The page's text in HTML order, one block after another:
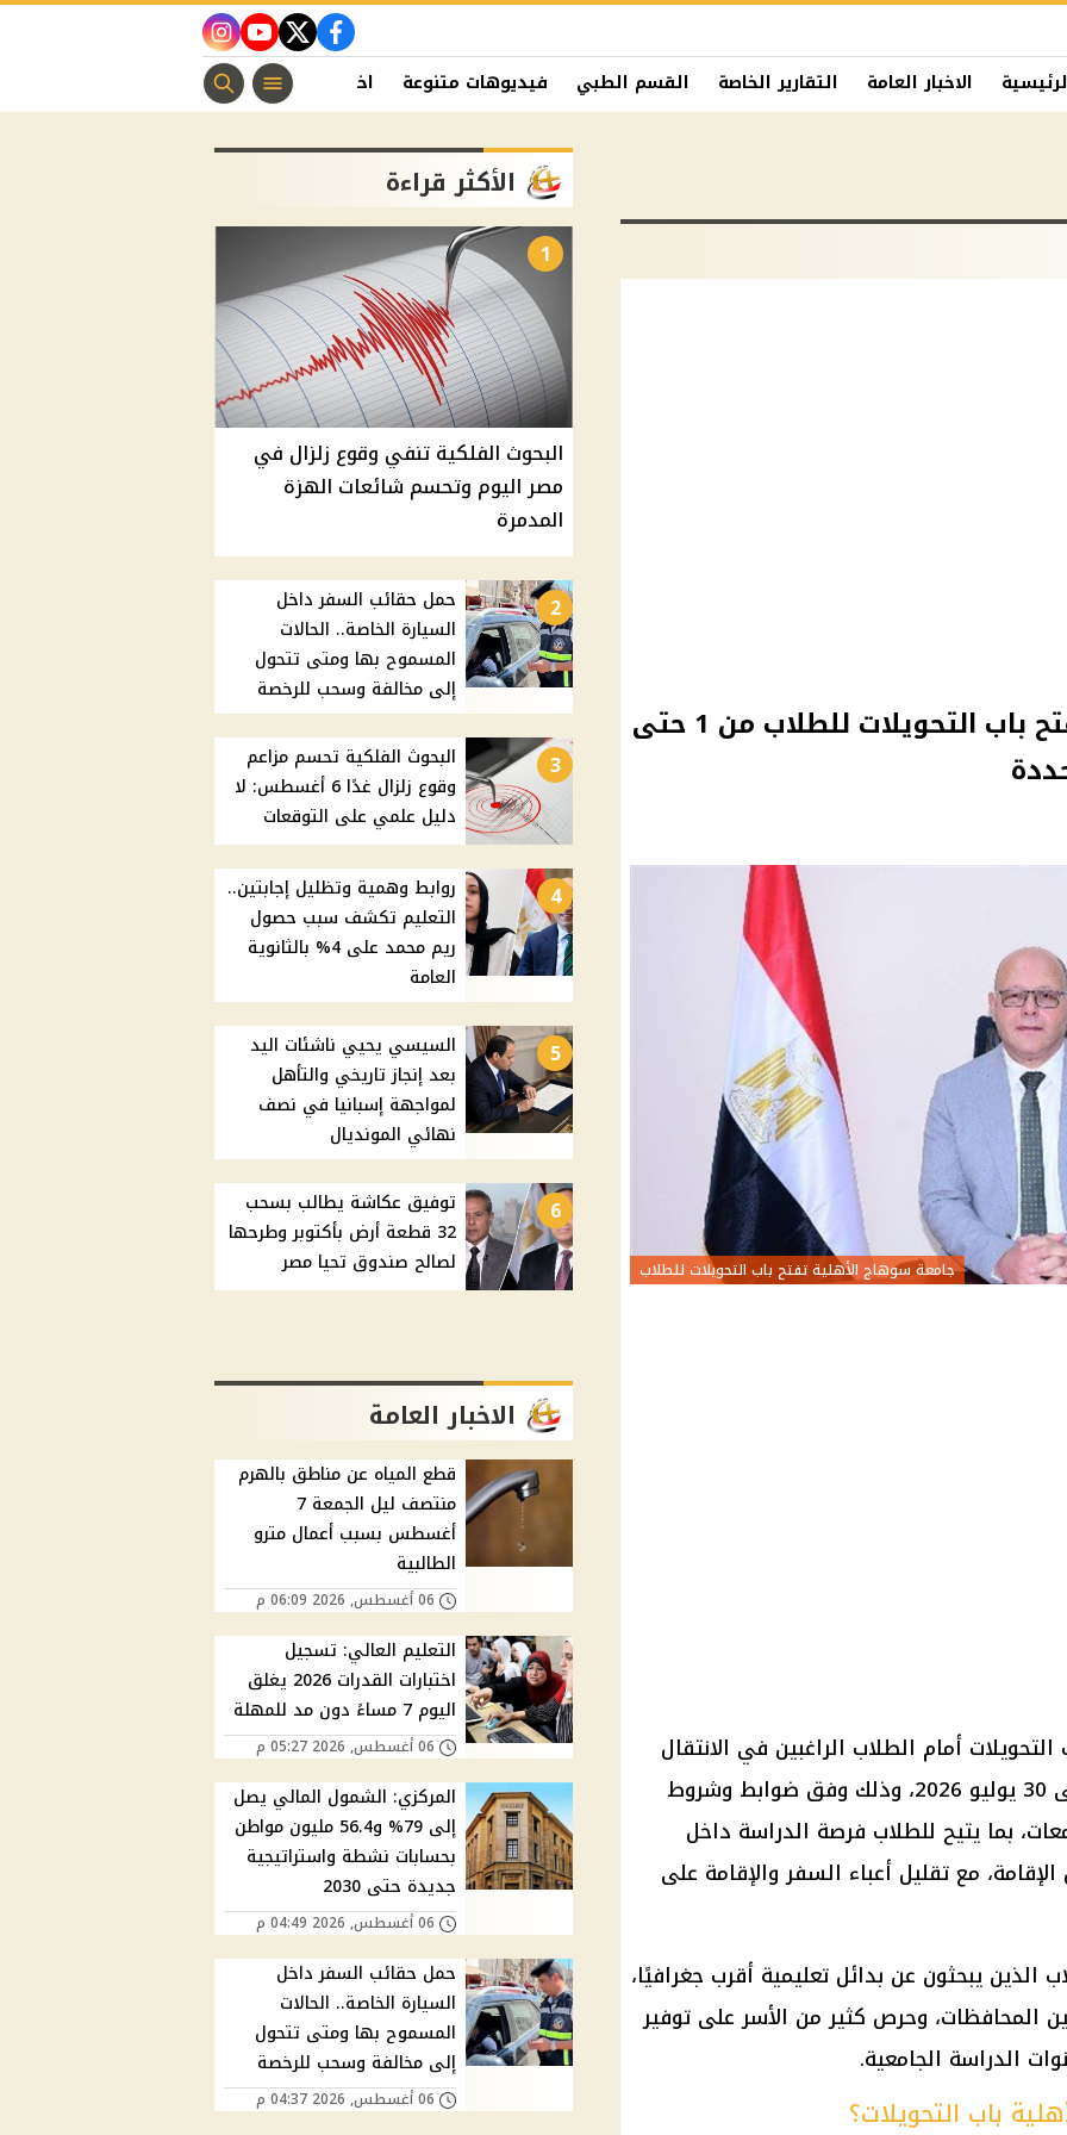
facebook
twitter
youtube
instagram
الاخبار العامة التقارير الخاصة القسم الطبي فيديوهات متنوعة اخبار الفن منوعات مسيحية
جامعة سوهاج الأهلية تفتح باب التحويلات للطلاب من 1 حتى
جامعة سوهاج الأهلية تفتح باب التحويلات للطلاب
أمام الطلاب الراغبين في الانتقال
إليها خلال الفترة من 1 يوليو وحتى 30 يوليو 2026، وذلك وفق ضوابط وشروط
بما يتيح للطلاب فرصة الدراسة داخل
مع تقليل أعباء السفر والإقامة على
يبحثون عن بدائل تعليمية أقرب جغرافيًا،
المحافظات، وحرص كثير من الأسر على توفير
الدراسة الجامعية.
باب التحويلات؟
الأكثر قراءة
1
البحوث الفلكية تنفي وقوع زلزال في
مصر اليوم وتحسم شائعات الهزة
المدمرة
2
حمل حقائب السفر داخل
السيارة الخاصة.. الحالات
المسموح بها ومتى تتحول
إلى مخالفة وسحب للرخصة
3
البحوث الفلكية تحسم مزاعم
وقوع زلزال غدًا 6 أغسطس: لا
دليل علمي على التوقعات
4
روابط وهمية وتظليل إجابتين..
التعليم تكشف سبب حصول
ريم محمد على 4% بالثانوية
العامة
5
السيسي يحيي ناشئات اليد
بعد إنجاز تاريخي والتأهل
لمواجهة إسبانيا في نصف
نهائي المونديال
6
توفيق عكاشة يطالب بسحب
32 قطعة أرض بأكتوبر وطرحها
لصالح صندوق تحيا مصر
الاخبار العامة
قطع المياه عن مناطق بالهرم
منتصف ليل الجمعة 7
أغسطس بسبب أعمال مترو
الطالبية
06 أغسطس, 2026 06:09 م
التعليم العالي: تسجيل
اختبارات القدرات 2026 يغلق
اليوم 7 مساءً دون مد للمهلة
06 أغسطس, 2026 05:27 م
المركزي: الشمول المالي يصل
إلى 79% و56.4 مليون مواطن
بحسابات نشطة واستراتيجية
جديدة حتى 2030
06 أغسطس, 2026 04:49 م
حمل حقائب السفر داخل
السيارة الخاصة.. الحالات
المسموح بها ومتى تتحول
إلى مخالفة وسحب للرخصة
06 أغسطس, 2026 04:37 م